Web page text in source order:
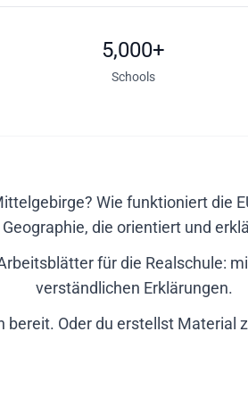
5,000+
Schools
Wie funktioniert die
Geographie, die orientiert und
für die Realschule:
verständlichen Erklärungen.
bereit. Oder du erstellst Material